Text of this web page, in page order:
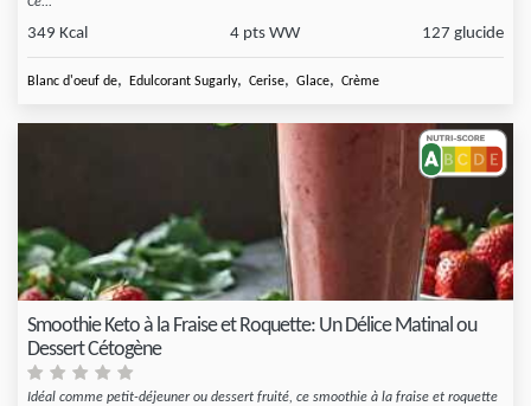
349 Kcal 4 pts WW 127 glucide
Blanc d'oeuf de, Edulcorant Sugarly, Cerise, Glace, Crème
Smoothie Keto à la Fraise et Roquette: Un Délice Matinal ou
Dessert Cétogène
Idéal comme petit-déjeuner ou dessert fruité, ce smoothie à la fraise et roquette